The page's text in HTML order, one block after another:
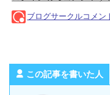
この記事を書いた人